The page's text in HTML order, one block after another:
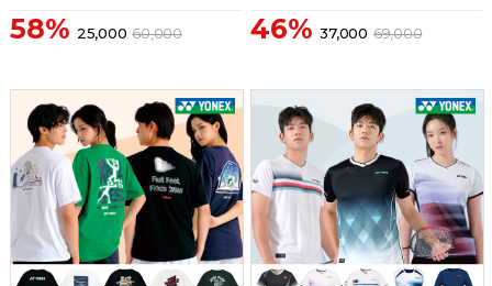
58% 25,000 60,000 46% 37,000 69,000